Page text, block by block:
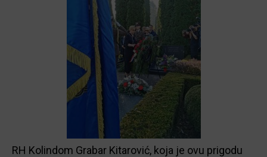
RH Kolindom Grabar Kitarović, koja je ovu prigodu